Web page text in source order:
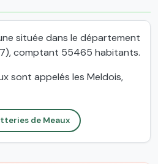
située dans le département
comptant 55465 habitants.
sont appelés les Meldois,
de Meaux